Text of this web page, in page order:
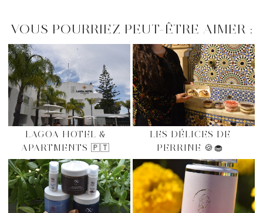
VOUS POURRIEZ PEUT-ÊTRE AIMER :
LAGOA HOTEL &
APARTMENTS 🇵🇹
LES DÉLICES DE
PERRINE 🍪🧁